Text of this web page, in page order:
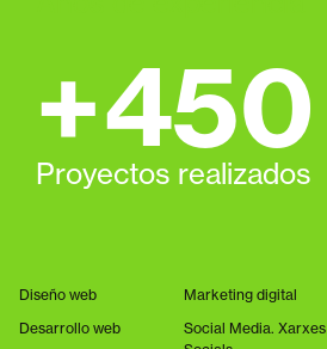
+450
Proyectos realizados
Diseño web
Desarrollo web
Marketing digital
Social Media. Xarxes